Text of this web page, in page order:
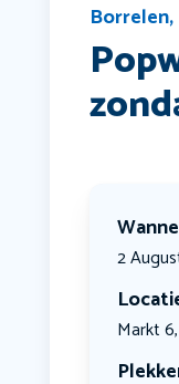
Borrelen,
2
Markt 6,